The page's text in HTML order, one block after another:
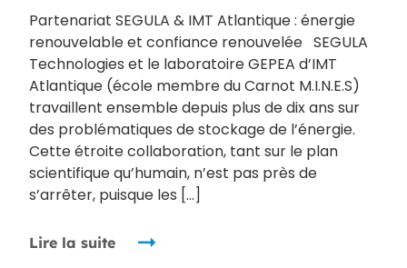
Partenariat SEGULA & IMT Atlantique : énergie
renouvelable et confiance renouvelée SEGULA
Technologies et le laboratoire GEPEA d’IMT
Atlantique (école membre du Carnot M.I.N.E.S)
travaillent ensemble depuis plus de dix ans sur
des problématiques de stockage de l’énergie.
Cette étroite collaboration, tant sur le plan
scientifique qu’humain, n’est pas près de
s’arrêter, puisque les […]
Lire la suite